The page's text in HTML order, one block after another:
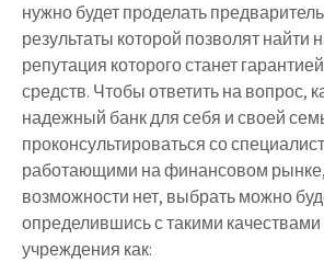
нужно будет проделать
результаты которой позволят найти
репутация которого станет
средств. Чтобы ответить на вопрос,
надежный банк для себя и своей
проконсультироваться со
работающими на финансовом рынке,
возможности нет, выбрать можно
определившись с такими
учреждения как: